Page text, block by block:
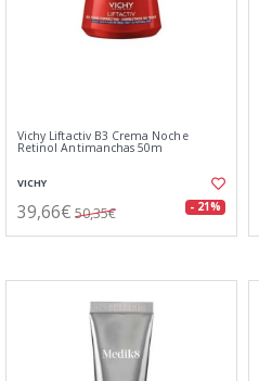
Vichy Liftactiv B3 Crema Noche
Retinol Antimanchas 50m
VICHY
39,66€ 50,35€ - 21%